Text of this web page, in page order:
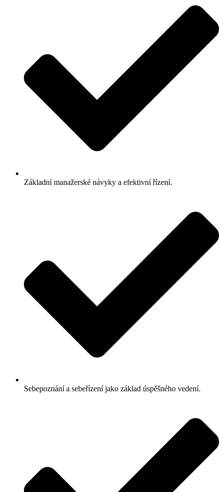
Základní manažerské návyky a efektivní řízení.
Sebepoznání a sebeřízení jako základ úspěšného vedení.